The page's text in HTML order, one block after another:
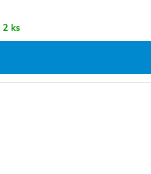
2 ks